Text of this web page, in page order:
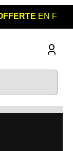
EN FRANCE
Nos Miels